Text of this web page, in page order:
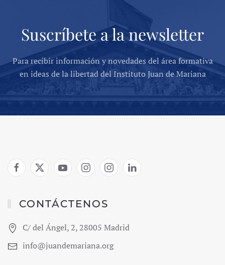
Suscríbete a la newsletter
Para recibir información y novedades del área formativa
en ideas de la libertad del Instituto Juan de Mariana
CONTÁCTENOS
C/ del Ángel, 2, 28005 Madrid
info@juandemariana.org